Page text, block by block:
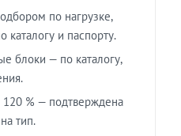
по нагрузке,
каталогу и паспорту.
блоки — по каталогу,
120 % — подтверждена
тип.